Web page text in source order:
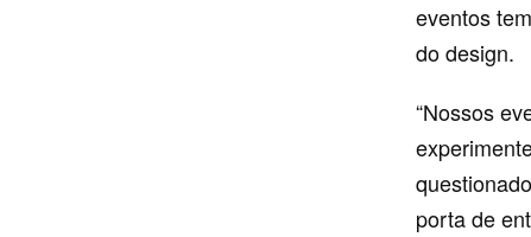
eventos
do design.
“Nossos
porta de